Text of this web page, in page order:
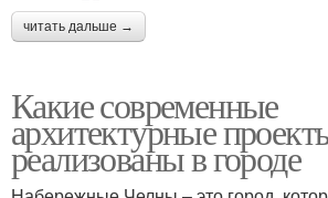
читать дальше →
Какие современные
архитектурные
реализованы в городе